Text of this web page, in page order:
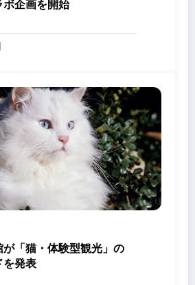
ボ企画を開始
が「猫・体験型観光」の
を発表